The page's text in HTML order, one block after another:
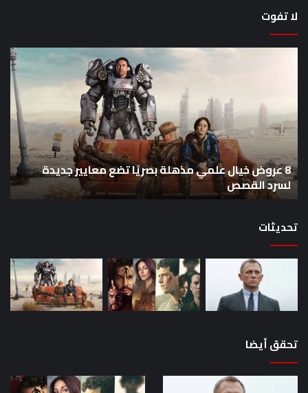
لا تفوت
مذهلة
بصريًا
معايير
جديدة
لسرد
القصص
8 عروض خيال علمي مذهلة بصريًا تضع معايير جديدة
لسرد القصص
تحديثات
تحقق أيضا